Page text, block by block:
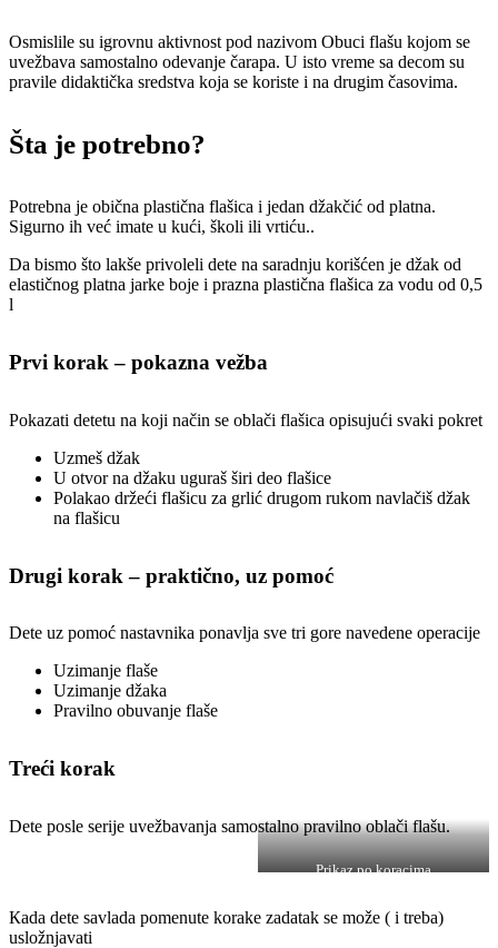
Osmislile su igrovnu aktivnost pod nazivom Obuci flašu kojom se
uvežbava samostalno odevanje čarapa. U isto vreme sa decom su
pravile didaktička sredstva koja se koriste i na drugim časovima.
Šta je potrebno?
Potrebna je obična plastična flašica i jedan džakčić od platna.
Sigurno ih već imate u kući, školi ili vrtiću..
Da bismo što lakše privoleli dete na saradnju korišćen je džak od
elastičnog platna jarke boje i prazna plastična flašica za vodu od 0,5
l
Prvi korak – pokazna vežba
Pokazati detetu na koji način se oblači flašica opisujući svaki pokret
Uzmeš džak
U otvor na džaku uguraš širi deo flašice
Polakao držeći flašicu za grlić drugom rukom navlačiš džak
na flašicu
Drugi korak – praktično, uz pomoć
Dete uz pomoć nastavnika ponavlja sve tri gore navedene operacije
Uzimanje flaše
Uzimanje džaka
Pravilno obuvanje flaše
Treći korak
Dete posle serije uvežbavanja samostalno pravilno oblači flašu.
Prikaz po koracima
Кada dete savlada pomenute korake zadatak se može ( i treba)
usložnjavati